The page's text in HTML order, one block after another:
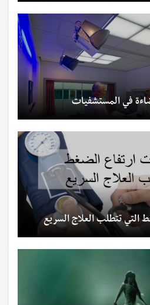
في المستشفيات
التي تتطلب العلاج السريع